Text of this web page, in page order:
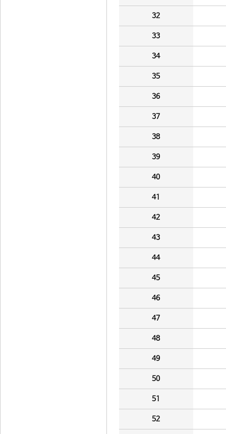
32
33
34
35
36
37
38
39
40
41
42
43
44
45
46
47
48
49
50
51
52